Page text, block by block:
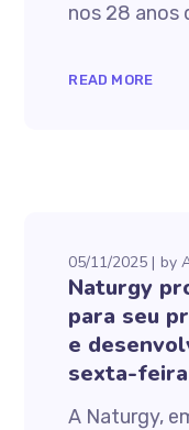
nos 28 anos
READ MORE
05/11/2025 by
Naturgy
para seu
e
sexta-feira
A Naturgy,